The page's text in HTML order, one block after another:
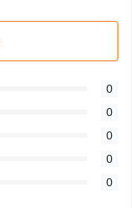
0
0
0
0
0